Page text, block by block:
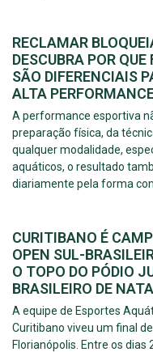
RECLAMAR
DESCUBRA POR
SÃO DIFERENCIAIS
ALTA
A performance esportiva
preparação física, da
qualquer modalidade,
aquáticos, o resultado
diariamente pela forma
CURITIBANO É
OPEN SUL-
O TOPO DO PÓDIO
BRASILEIRO DE
A equipe de Esportes
Curitibano viveu um final
Florianópolis. Entre os dias